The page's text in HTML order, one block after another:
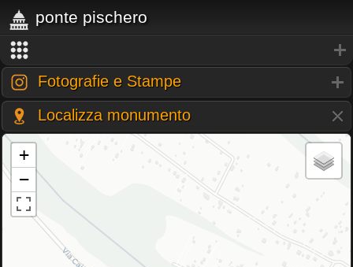
ponte pischero
Fotografie e Stampe
Localizza monumento
+
−